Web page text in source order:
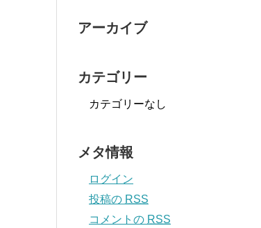
アーカイブ
カテゴリー
カテゴリーなし
メタ情報
ログイン
投稿の RSS
コメントの RSS